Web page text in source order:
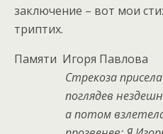
заключение – вот мои
триптих.
Памяти Игоря Павлова
Стрекоза
поглядев
а потом взлетела